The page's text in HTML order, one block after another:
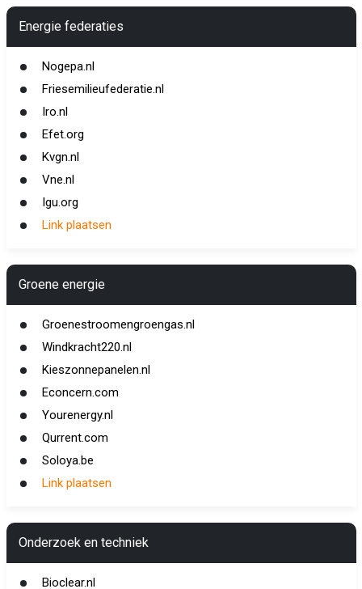
Energie federaties
Nogepa.nl
Friesemilieufederatie.nl
Iro.nl
Efet.org
Kvgn.nl
Vne.nl
Igu.org
Link plaatsen
Groene energie
Groenestroomengroengas.nl
Windkracht220.nl
Kieszonnepanelen.nl
Econcern.com
Yourenergy.nl
Qurrent.com
Soloya.be
Link plaatsen
Onderzoek en techniek
Bioclear.nl